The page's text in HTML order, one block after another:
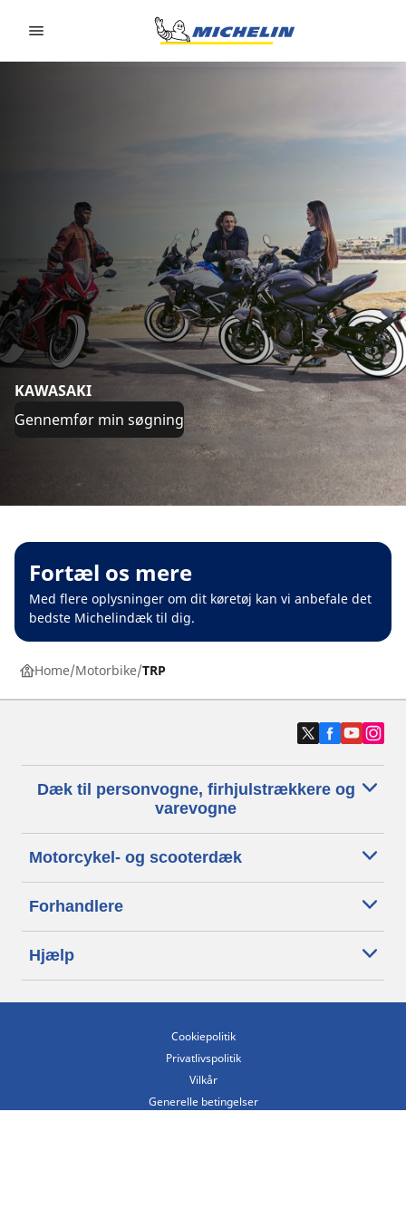
KAWASAKI
Gennemfør min søgning
Fortæl os mere
Med flere oplysninger om dit køretøj kan vi anbefale det
bedste Michelindæk til dig.
Home Motorbike TRP
Dæk til personvogne, firhjulstrækkere og
varevogne
Motorcykel- og scooterdæk
Forhandlere
Hjælp
Cookiepolitik
Privatlivspolitik
Vilkår
Generelle betingelser